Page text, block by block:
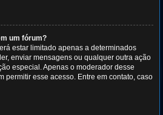
um fórum?
estar limitado apenas a determinados
enviar mensagens ou qualquer outra ação
especial. Apenas o moderador desse
permitir esse acesso. Entre em contato, caso